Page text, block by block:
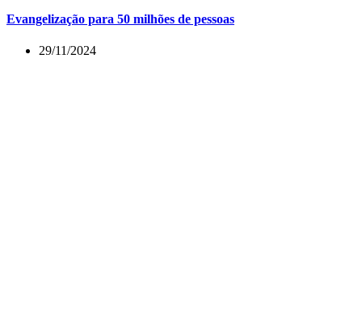
Evangelização para 50 milhões de pessoas
29/11/2024